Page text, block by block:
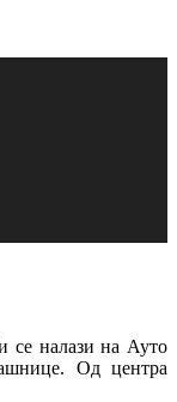
се налази на Ауто
Од центра